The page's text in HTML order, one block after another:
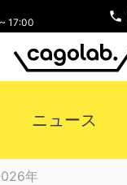
17:00
phone
ニュース
年